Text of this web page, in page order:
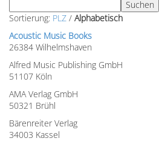
Sortierung: PLZ / Alphabetisch
Acoustic Music Books
26384 Wilhelmshaven
Alfred Music Publishing GmbH
51107 Köln
AMA Verlag GmbH
50321 Brühl
Bärenreiter Verlag
34003 Kassel